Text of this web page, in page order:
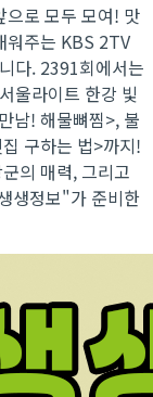
로 모두 모여! 맛
워주는 KBS 2TV
다. 2391회에서는
울라이트 한강 빛
남! 해물뼈찜>, 불
구하는 법>까지!
의 매력, 그리고
생정보"가 준비한